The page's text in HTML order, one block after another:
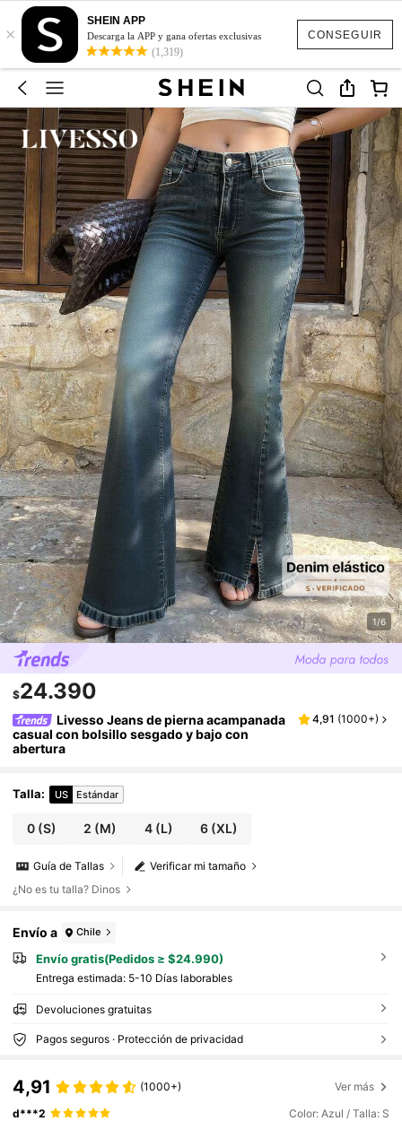
CONSEGUIR
×
SHEIN APP
Descarga la APP y gana ofertas exclusivas
(1,319)
1/6
$24.390
Livesso Jeans de pierna acampanada
casual con bolsillo sesgado y bajo con
abertura
4,91 (1000+)
Talla: US Estándar
0 (S) 2 (M) 4(L) 6 (XL)
Verificar mi tamaño
Guía de Tallas
¿No es tu talla? Dinos
Envío a Chile
Envío gratis(Pedidos ≥ $24.990)
Entrega estimada: 5-10 Días laborables
Devoluciones gratuitas
Pagos seguros · Protección de privacidad
4,91 (1000+) Ver más
d***2 Color: Azul / Talla: S